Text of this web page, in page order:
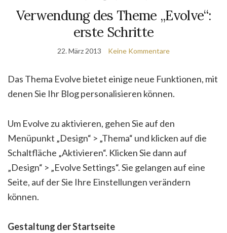
Verwendung des Theme „Evolve“:
erste Schritte
22. März 2013 Keine Kommentare
Das Thema Evolve bietet einige neue Funktionen, mit
denen Sie Ihr Blog personalisieren können.
Um Evolve zu aktivieren, gehen Sie auf den
Menüpunkt „Design“ > „Thema“ und klicken auf die
Schaltfläche „Aktivieren“. Klicken Sie dann auf
„Design“ > „Evolve Settings“. Sie gelangen auf eine
Seite, auf der Sie Ihre Einstellungen verändern
können.
Gestaltung der Startseite